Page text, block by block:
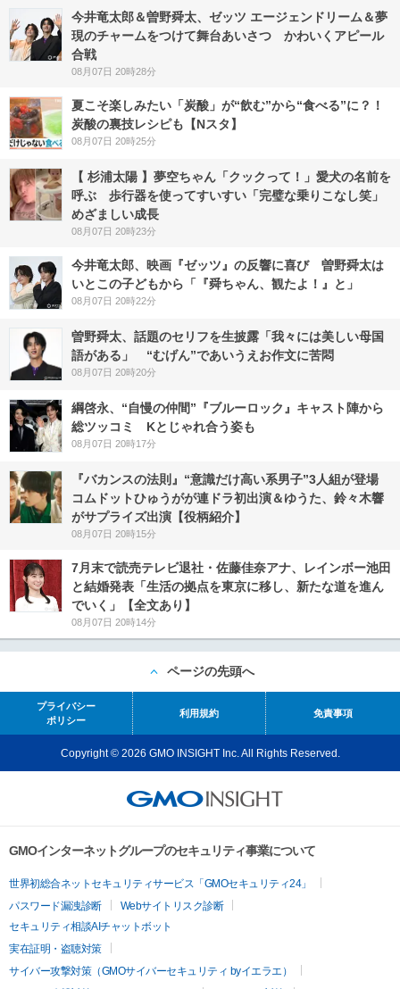
今井竜太郎＆曽野舜太、ゼッツ エージェンドリーム＆夢
現のチャームをつけて舞台あいさつ かわいくアピール
合戦
08月07日 20時28分
夏こそ楽しみたい「炭酸」が“飲む”から“食べる”に？！
炭酸の裏技レシピも【Nスタ】
08月07日 20時25分
【 杉浦太陽 】夢空ちゃん「クックって！」愛犬の名前を
呼ぶ 歩行器を使ってすいすい「完璧な乗りこなし笑」
めざましい成長
08月07日 20時23分
今井竜太郎、映画『ゼッツ』の反響に喜び 曽野舜太は
いとこの子どもから「『舜ちゃん、観たよ！』と」
08月07日 20時22分
曽野舜太、話題のセリフを生披露「我々には美しい母国
語がある」 “むげん”であいうえお作文に苦悶
08月07日 20時20分
綱啓永、“自慢の仲間”『ブルーロック』キャスト陣から
総ツッコミ Kとじゃれ合う姿も
08月07日 20時17分
『バカンスの法則』“意識だけ高い系男子”3人組が登場
コムドットひゅうがが連ドラ初出演＆ゆうた、鈴々木響
がサプライズ出演【役柄紹介】
08月07日 20時15分
7月末で読売テレビ退社・佐藤佳奈アナ、レインボー池田
と結婚発表「生活の拠点を東京に移し、新たな道を進ん
でいく」【全文あり】
08月07日 20時14分
ページの先頭へ
プライバシー
ポリシー
利用規約 免責事項
Copyright © 2026 GMO INSIGHT Inc. All Rights Reserved.
GMOインターネットグループのセキュリティ事業について
世界初総合ネットセキュリティサービス「GMOセキュリティ24」
パスワード漏洩診断
Webサイトリスク診断
セキュリティ相談AIチャットボット
実在証明・盗聴対策
サイバー攻撃対策（GMOサイバーセキュリティ byイエラエ）